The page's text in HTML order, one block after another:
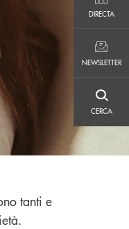
DIRECTA
NEWSLETTER
CERCA
CERCA
tanti e